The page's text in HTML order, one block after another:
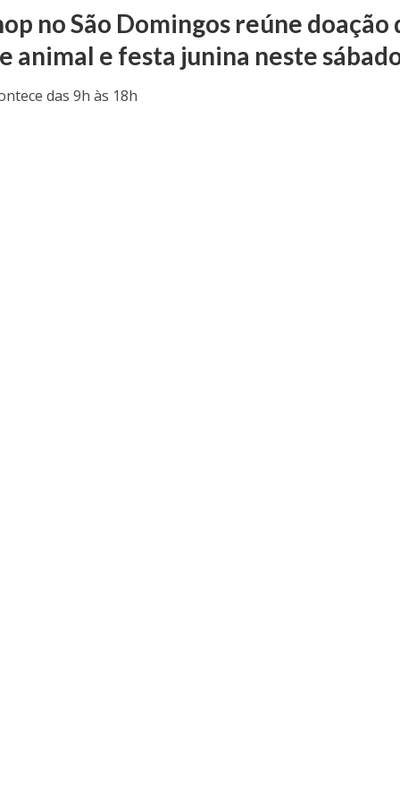
no São Domingos reúne doação
animal e festa junina neste
das 9h às 18h